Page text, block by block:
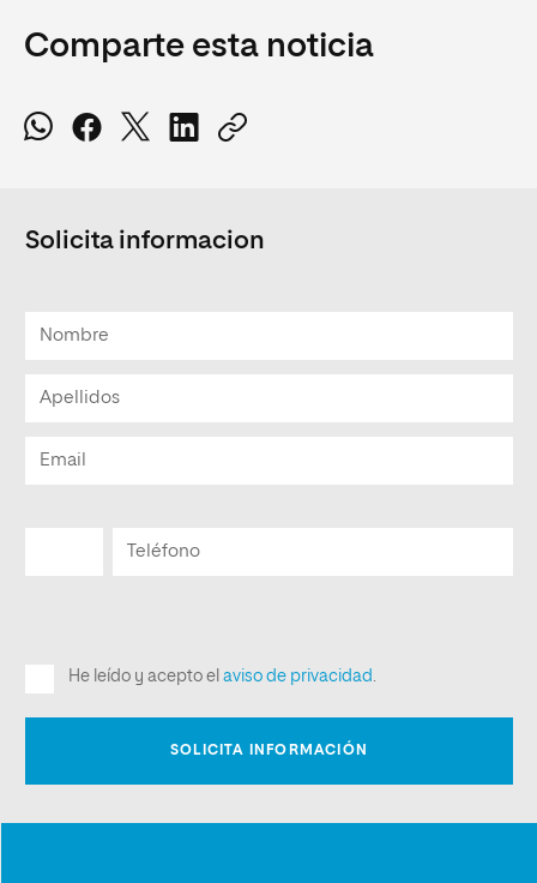
Comparte esta noticia
Solicita informacion